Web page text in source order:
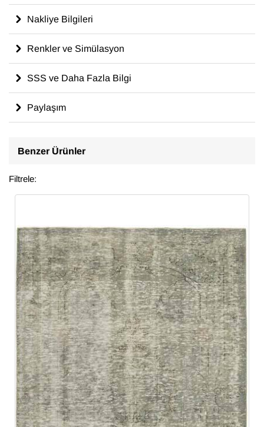
Nakliye Bilgileri
Renkler ve Simülasyon
SSS ve Daha Fazla Bilgi
Paylaşım
Benzer Ürünler
Filtrele: